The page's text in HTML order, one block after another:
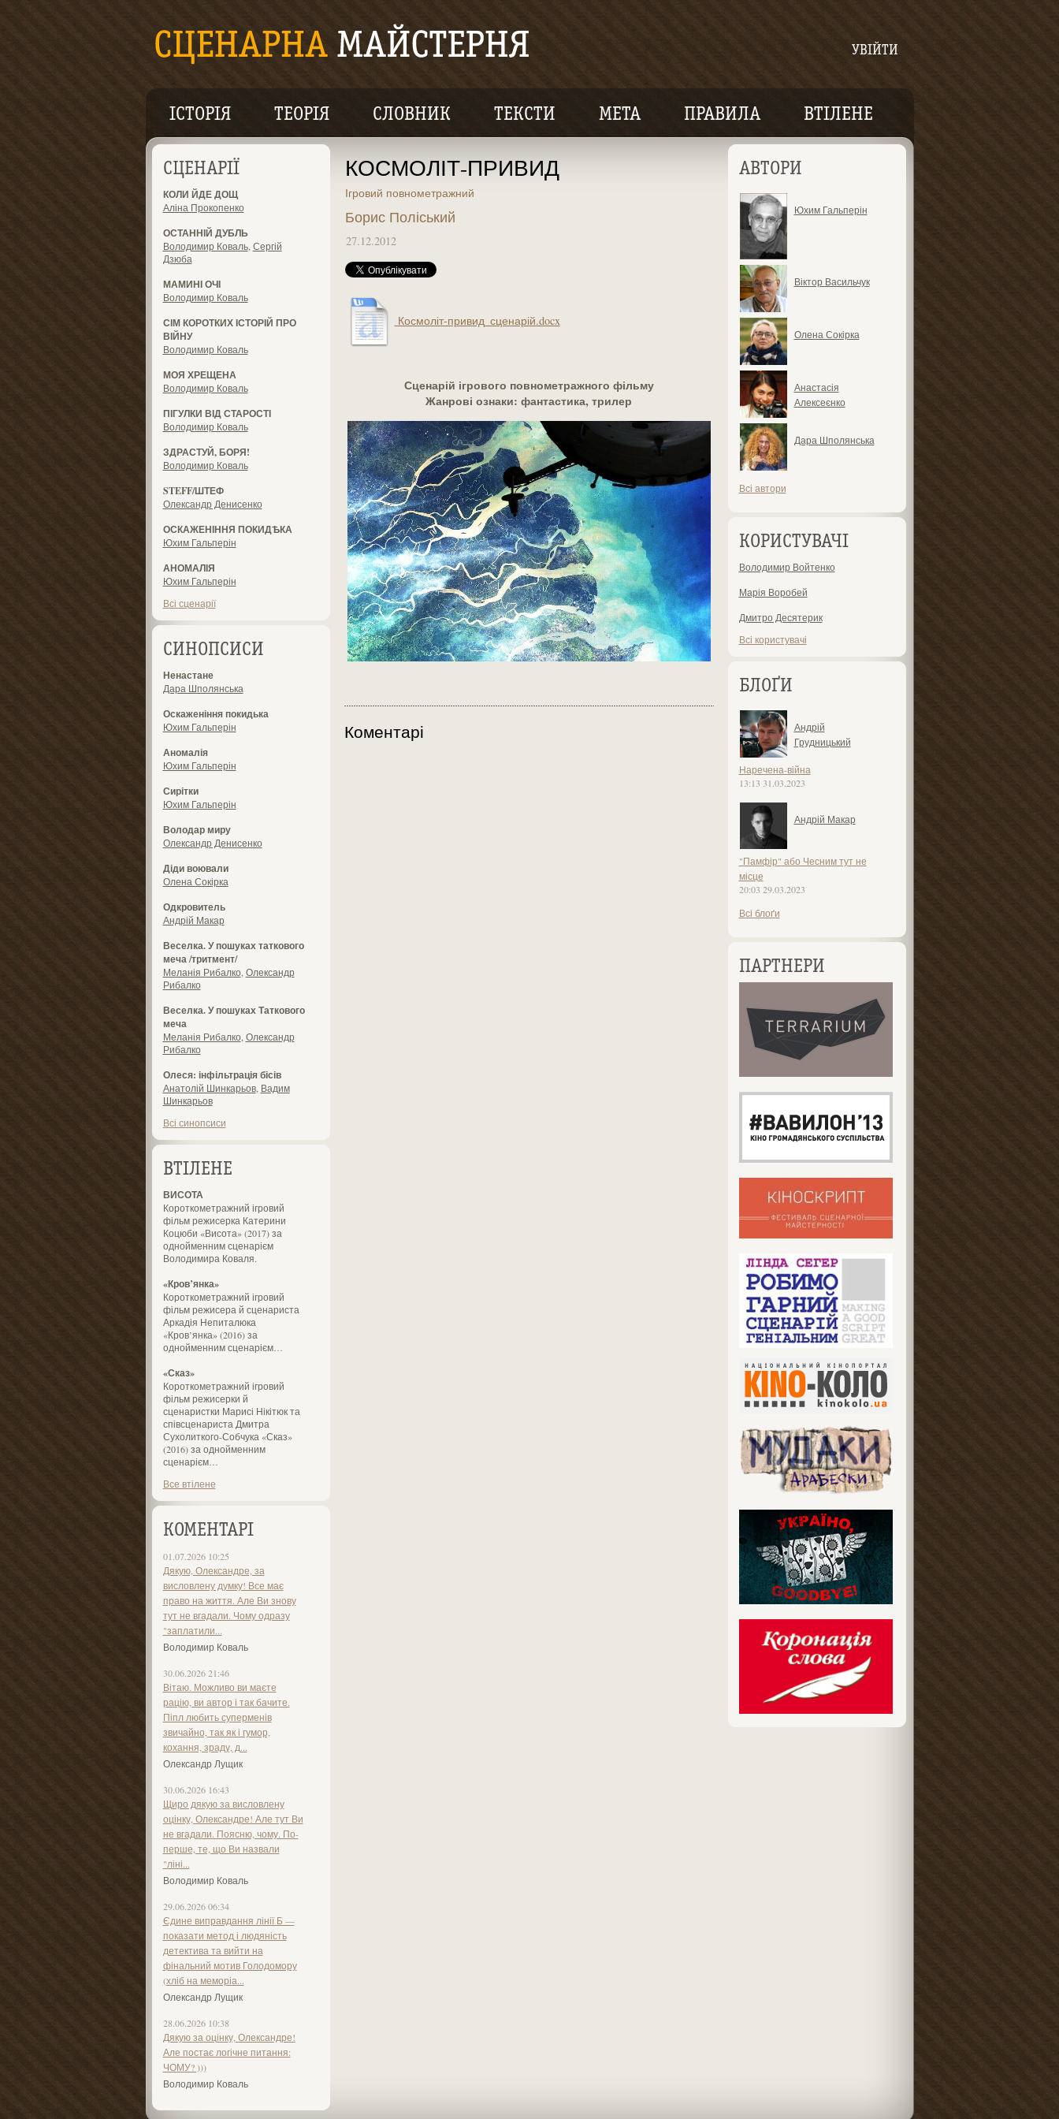
УВІЙТИ
ІСТОРІЯ ТЕОРІЯ СЛОВНИК ТЕКСТИ МЕТА ПРАВИЛА ВТІЛЕНЕ
СЦЕНАРІЇ
КОЛИ ЙДЕ ДОЩ
Аліна Прокопенко
ОСТАННІЙ ДУБЛЬ
Володимир Коваль, Сергій
Дзюба
МАМИНІ ОЧІ
Володимир Коваль
СІМ КОРОТКИХ ІСТОРІЙ ПРО
ВІЙНУ
Володимир Коваль
МОЯ ХРЕЩЕНА
Володимир Коваль
ПІГУЛКИ ВІД СТАРОСТІ
Володимир Коваль
ЗДРАСТУЙ, БОРЯ!
Володимир Коваль
STEFF/ШТЕФ
Олександр Денисенко
ОСКАЖЕНІННЯ ПОКИДѢКА
Юхим Гальперін
АНОМАЛІЯ
Юхим Гальперін
Всі сценарії
СИНОПСИСИ
Ненастане
Дара Шполянська
Оскаженіння покидька
Юхим Гальперін
Аномалія
Юхим Гальперін
Сирітки
Юхим Гальперін
Володар миру
Олександр Денисенко
Діди воювали
Олена Сокірка
Одкровитель
Андрій Макар
Веселка. У пошуках таткового
меча /тритмент/
Меланія Рибалко Олександр
Рибалко
Веселка. У пошуках Таткового
меча
Меланія Рибалко Олександр
Рибалко
Олеся: інфільтрація бісів
Анатолій Шинкарьов, Вадим
Шинкарьов
Всі синопсиси
ВТІЛЕНЕ
ВИСОТА
Короткометражний ігровий
фільм режисерка Катерини
Коцюби «Висота» (2017) за
однойменним сценарієм
Володимира Коваля.
«Кров’янка»
Короткометражний ігровий
фільм режисера й сценариста
Аркадія Непиталюка
«Кров’янка» (2016) за
однойменним сценарієм…
«Сказ»
Короткометражний ігровий
фільм режисерки й
сценаристки Марисі Нікітюк та
співсценариста Дмитра
Сухолиткого-Собчука «Сказ»
(2016) за однойменним
сценарієм…
Все втілене
КОМЕНТАРІ
01.07.2026 10:25
Дякую, Олександре, за
висловлену думку! Все має
право на життя. Але Ви знову
тут не вгадали. Чому одразу
"заплатили...
Володимир Коваль
30.06.2026 21:46
Вітаю. Можливо ви маєте
рацію, ви автор і так бачите.
Піпл любить суперменів
звичайно, так як і гумор,
кохання, зраду, д...
Олександр Лущик
30.06.2026 16:43
Щиро дякую за висловлену
оцінку, Олександре! Але тут Ви
не вгадали. Поясню, чому. По-
перше, те, що Ви назвали
"ліні...
Володимир Коваль
29.06.2026 06:34
Єдине виправдання лінії Б —
показати метод і людяність
детектива та вийти на
фінальний мотив Голодомору
(хліб на меморіа...
Олександр Лущик
28.06.2026 10:38
Дякую за оцінку, Олександре!
Але постає логічне питання:
ЧОМУ? )))
Володимир Коваль
АВТОРИ
Юхим Гальперін
Віктор Васильчук
Олена Сокірка
Анастасія
Алексеєнко
Дара Шполянська
Всі автори
КОРИСТУВАЧІ
Володимир Войтенко
Марія Воробей
Дмитро Десятерик
Всі користувачі
БЛОҐИ
Андрій
Грудницький
Наречена-війна
13:13 31.03.2023
Андрій Макар
"Памфір" або Чесним тут не
місце
20:03 29.03.2023
Всі блоґи
ПАРТНЕРИ
КОСМОЛІТ-ПРИВИД
Ігровий повнометражний
Борис Поліський
27.12.2012
Космоліт-привид_сценарій.docx
Сценарій ігрового повнометражного фільму
Жанрові ознаки: фантастика, трилер
Коментарі